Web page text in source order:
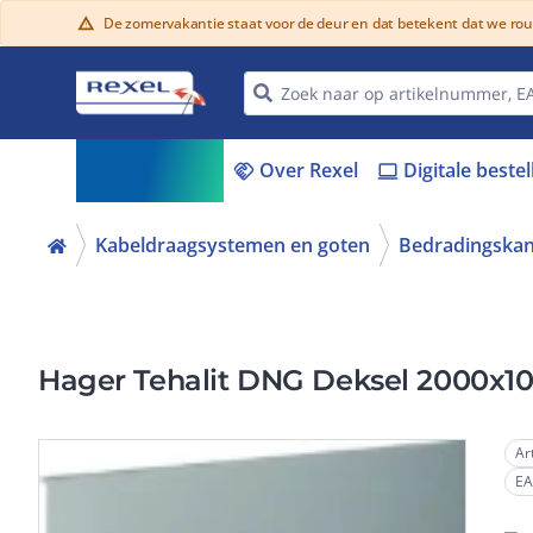
warning De zomervakantie staat voor de deur en dat betekent dat we
handshake Over Rexel laptop Digitale
Kabeldraagsystemen en goten
Hager Tehalit DNG Deksel